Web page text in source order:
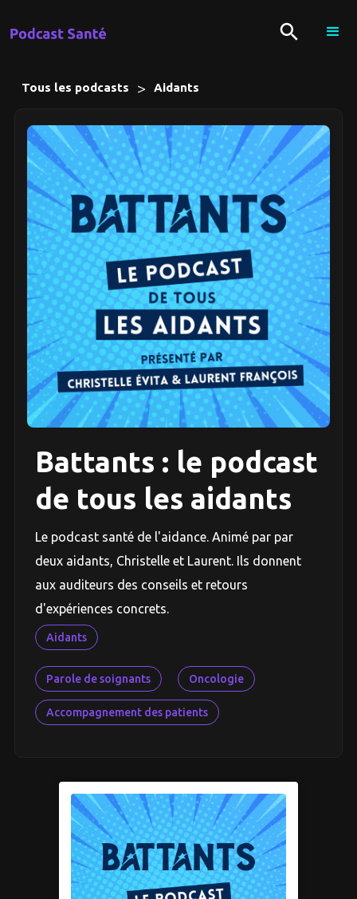
Tous les podcasts > Aidants
Battants : le podcast
de tous les aidants
Le podcast santé de l'aidance. Animé par par
deux aidants, Christelle et Laurent. Ils donnent
aux auditeurs des conseils et retours
d'expériences concrets.
Aidants
Parole de soignants Oncologie
Accompagnement des patients